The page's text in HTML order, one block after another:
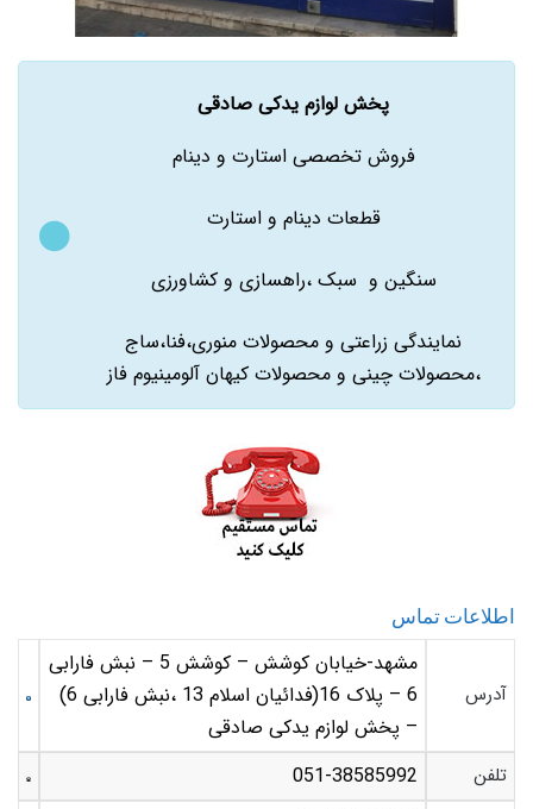
پخش لوازم یدکی صادقی
فروش تخصصی استارت و دینام
قطعات دینام و استارت
سنگین و سبک ،راهسازی و کشاورزی
نمایندگی زراعتی و محصولات منوری،فنا،ساج
،محصولات چینی و محصولات کیهان آلومینیوم فاز
اطلاعات تماس
آدرس
مشهد-خیابان کوشش – کوشش 5 – نبش فارابی
6 – پلاک 16(فدائیان اسلام 13 ،نبش فارابی 6)
– پخش لوازم یدکی صادقی
تلفن 051-38585992